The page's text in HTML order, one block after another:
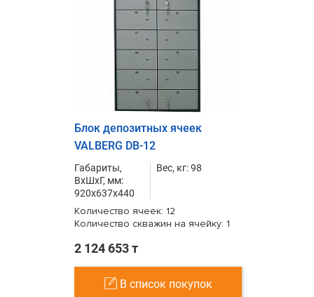
Блок депозитных ячеек
VALBERG DB-12
Габариты,
ВxШxГ, мм:
920x637x440
Вес, кг: 98
Количество ячеек: 12
Количество скважин на ячейку: 1
2 124 653 т
В список покупок